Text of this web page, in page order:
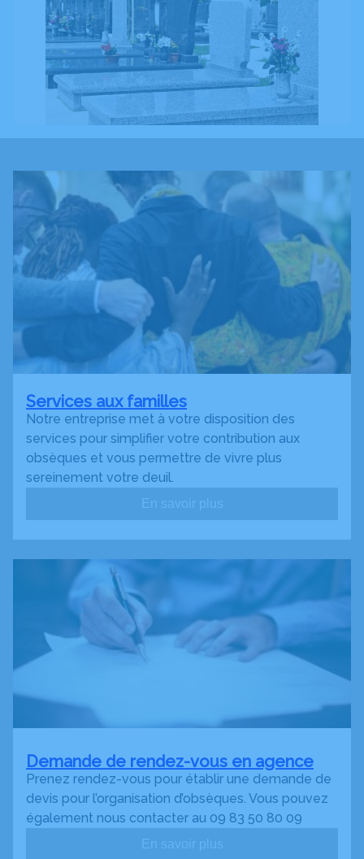
Services aux familles
Notre entreprise met à votre disposition des
services pour simplifier votre contribution aux
obsèques et vous permettre de vivre plus
sereinement votre deuil.
Demande de rendez-vous en agence
Prenez rendez-vous pour établir une demande de
devis pour l’organisation d’obsèques. Vous pouvez
également nous contacter au 09 83 50 80 09